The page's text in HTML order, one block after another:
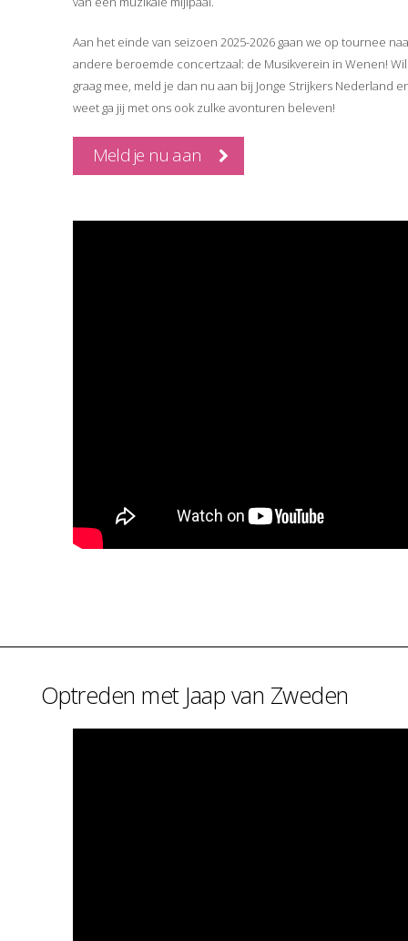
Aan het einde van seizoen 2025-2026 gaan we op tournee
andere beroemde concertzaal: de Musikverein in Wenen!
graag mee, meld je dan nu aan bij Jonge Strijkers Nederland
weet ga jij met ons ook zulke avonturen beleven!
Meld je nu aan
Optreden met Jaap van Zweden